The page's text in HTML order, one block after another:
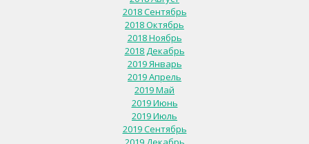
2018 Сентябрь
2018 Октябрь
2018 Ноябрь
2018 Декабрь
2019 Январь
2019 Апрель
2019 Май
2019 Июнь
2019 Июль
2019 Сентябрь